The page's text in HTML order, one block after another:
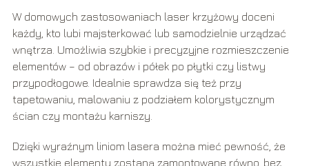
W domowych zastosowaniach laser krzyżowy doceni
każdy, kto lubi majsterkować lub samodzielnie urządzać
wnętrza. Umożliwia szybkie i precyzyjne rozmieszczenie
elementów – od obrazów i półek po płytki czy listwy
przypodłogowe. Idealnie sprawdza się też przy
tapetowaniu, malowaniu z podziałem kolorystycznym
ścian czy montażu karniszy.
Dzięki wyraźnym liniom lasera można mieć pewność, że
wszystkie elementy zostaną zamontowane równo, bez